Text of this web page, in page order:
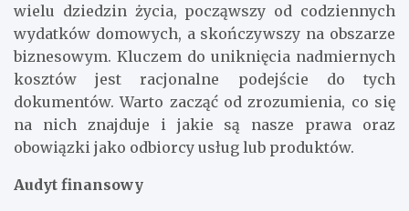
wielu dziedzin życia, począwszy od codziennych
wydatków domowych, a skończywszy na obszarze
biznesowym. Kluczem do uniknięcia nadmiernych
kosztów jest racjonalne podejście do tych
dokumentów. Warto zacząć od zrozumienia, co się
na nich znajduje i jakie są nasze prawa oraz
obowiązki jako odbiorcy usług lub produktów.
Audyt finansowy